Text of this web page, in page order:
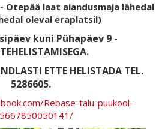
Otepää laat aiandusmaja lähedal
oleval eraplatsil)
kuni Pühapäev 9 -
ETTE HELISTADA TEL.
5286605.
Rebase-talu-puukool-